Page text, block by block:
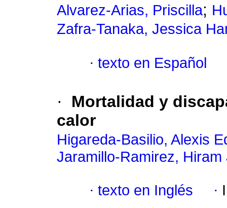
Alvarez-Arias, Priscilla;
Zafra-Tanaka, Jessica
· texto en Español
·
Mortalidad y
calor
Higareda-Basilio, Alexis
Jaramillo-Ramirez, Hiram
· texto en Inglés ·